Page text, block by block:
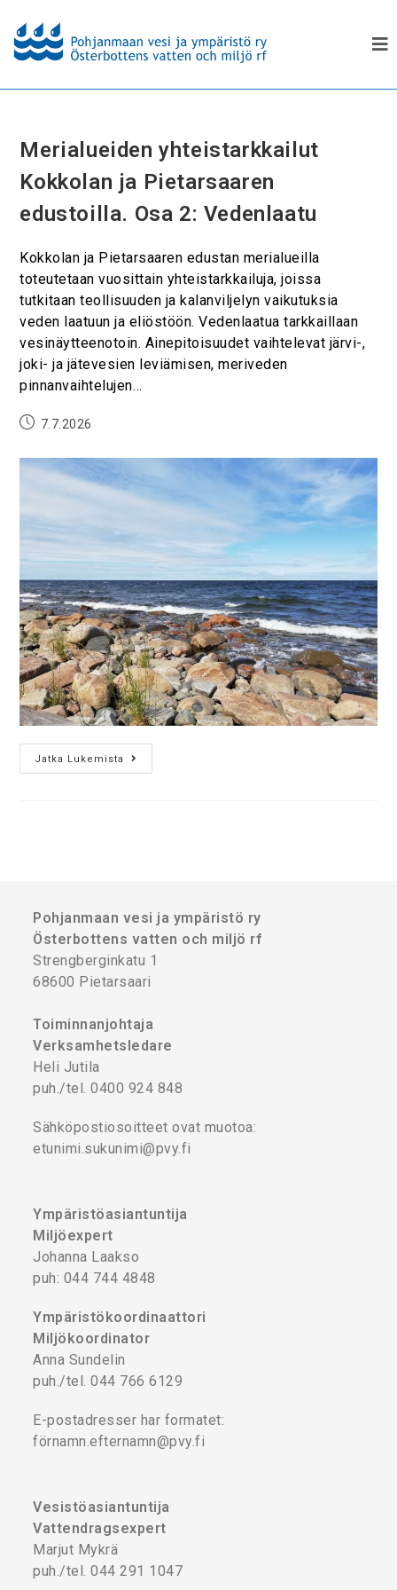
Merialueiden yhteistarkkailut
Kokkolan ja Pietarsaaren
edustoilla. Osa 2: Vedenlaatu
Kokkolan ja Pietarsaaren edustan merialueilla
toteutetaan vuosittain yhteistarkkailuja, joissa
tutkitaan teollisuuden ja kalanviljelyn vaikutuksia
veden laatuun ja eliöstöön. Vedenlaatua tarkkaillaan
vesinäytteenotoin. Ainepitoisuudet vaihtelevat järvi-,
joki- ja jätevesien leviämisen, meriveden
pinnanvaihtelujen…
7.7.2026
Jatka Lukemista
Pohjanmaan vesi ja ympäristö ry
Österbottens vatten och miljö rf
Strengberginkatu 1
68600 Pietarsaari
Toiminnanjohtaja
Verksamhetsledare
Heli Jutila
puh./tel. 0400 924 848
Sähköpostiosoitteet ovat muotoa:
etunimi.sukunimi@pvy.fi
Ympäristöasiantuntija
Miljöexpert
Johanna Laakso
puh: 044 744 4848
Ympäristökoordinaattori
Miljökoordinator
Anna Sundelin
puh./tel. 044 766 6129
E-postadresser har formatet:
förnamn.efternamn@pvy.fi
Vesistöasiantuntija
Vattendragsexpert
Marjut Mykrä
puh./tel. 044 291 1047